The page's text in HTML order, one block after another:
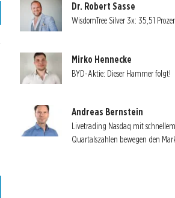
Dr. Robert Sasse
WisdomTree Silver 3x: 35,51
Mirko Hennecke
BYD-Aktie: Dieser Hammer folgt!
Andreas Bernstein
Livetrading Nasdaq mit
Quartalszahlen bewegen den